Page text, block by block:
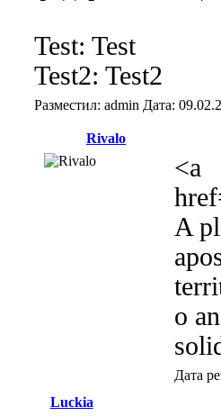
Test: Test
Test2: Test2
Разместил: admin Дата:
Rivalo
<a
A
o
Дата
Luckia